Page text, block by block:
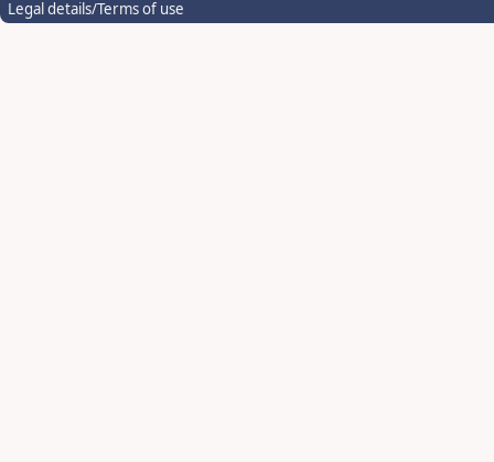
Legal details/Terms of use